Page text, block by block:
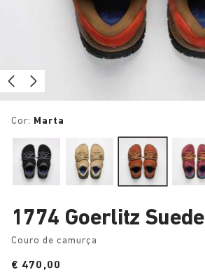
Cor: Marta
1774 Goerlitz Suede
Couro de camurça
Price:
€ 470,00